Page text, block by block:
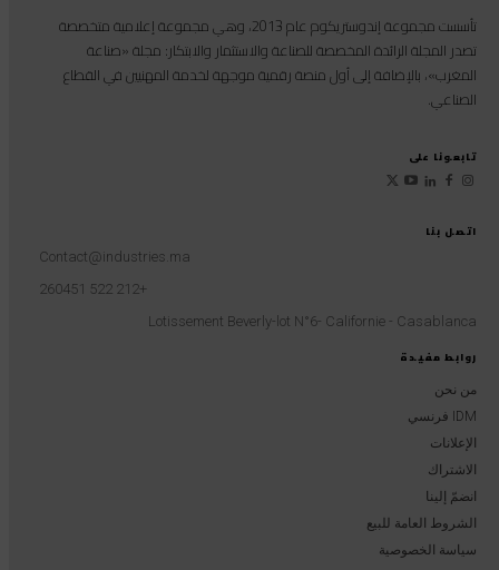
روابط مفيدة
من نحن
IDM فرنسي
الإعلانات
الاشتراك
انضمّ إلينا
الشروط العامة للبيع
سياسة الخصوصية
اتصل بنا
Contact@industries.ma
+212 522 260451
Lotissement Beverly-lot N°6- Californie - Casablanca
تأسست مجموعة إندوستريكوم عام 2013، وهي مجموعة إعلامية متخصصة
تصدر المجلة الرائدة المخصصة للصناعة والاستثمار والابتكار: مجلة «صناعة
المغرب»، بالإضافة إلى أول منصة رقمية موجهة لخدمة المهنيين في القطاع
الصناعي.
تابعونا على